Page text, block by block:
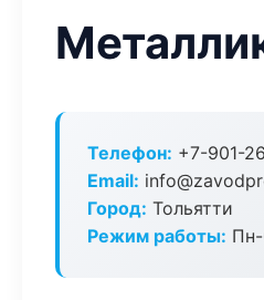
Телефон: +7-901-
Email:
Город: Тольятти
Режим работы: